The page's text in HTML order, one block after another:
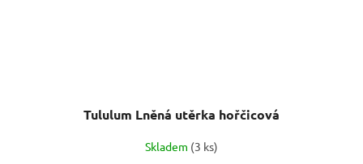
Tululum Lněná utěrka hořčicová
Skladem (3 ks)